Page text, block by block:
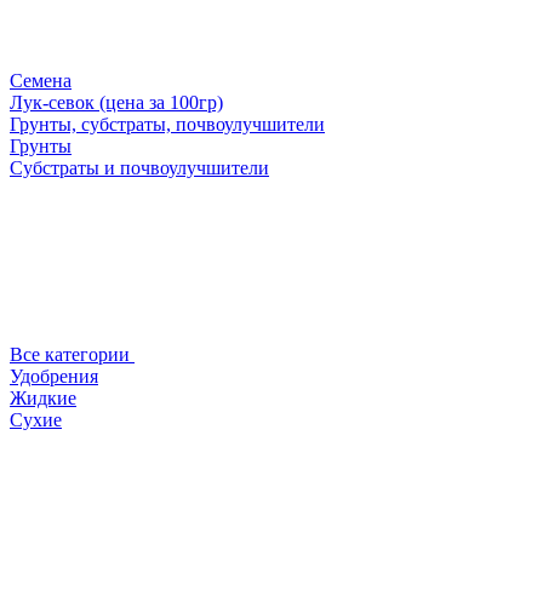
Семена
Лук-севок (цена за 100гр)
Грунты, субстраты, почвоулучшители
Грунты
Субстраты и почвоулучшители
Все категории
Удобрения
Жидкие
Сухие